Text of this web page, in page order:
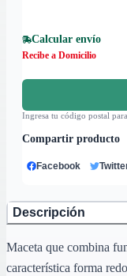
Calcular envío
Recibe a Domicilio
Ingresa tu código postal
Compartir producto
Facebook
Descripción
Maceta que combina
característica forma